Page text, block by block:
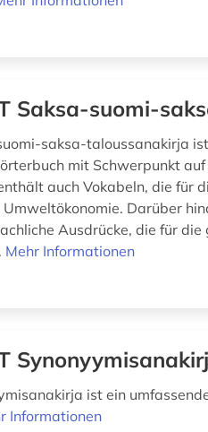
Saksa-suomi-
saksa-taloussanakirja
mit Schwerpunkt
auch Vokabeln, die für
Umweltökonomie. Darüber
Ausdrücke, die für
Mehr Informationen
ist ein
Informationen